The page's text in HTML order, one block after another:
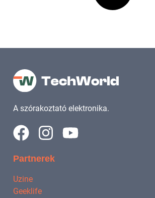
A szórakoztató elektronika.
Partnerek
Uzine
Geeklife